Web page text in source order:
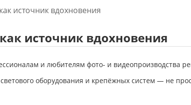
источник вдохновения
источник вдохновения
и любителям фото‑ и видеопроизводства
оборудования и крепёжных систем — не